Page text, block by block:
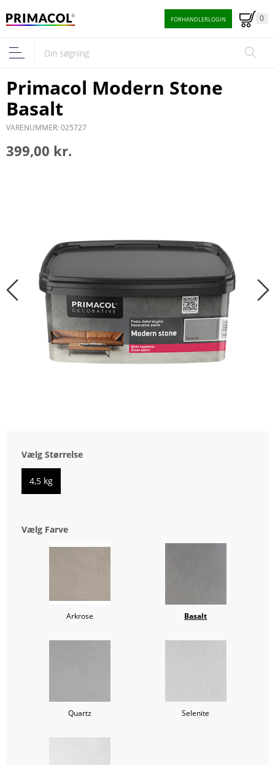
FORHANDLERLOGIN 0
Primacol Modern Stone
Basalt
VARENUMMER: 025727
399,00 kr.
Vælg Størrelse
4,5 kg
Vælg Farve
Arkrose Basalt
Quartz Selenite